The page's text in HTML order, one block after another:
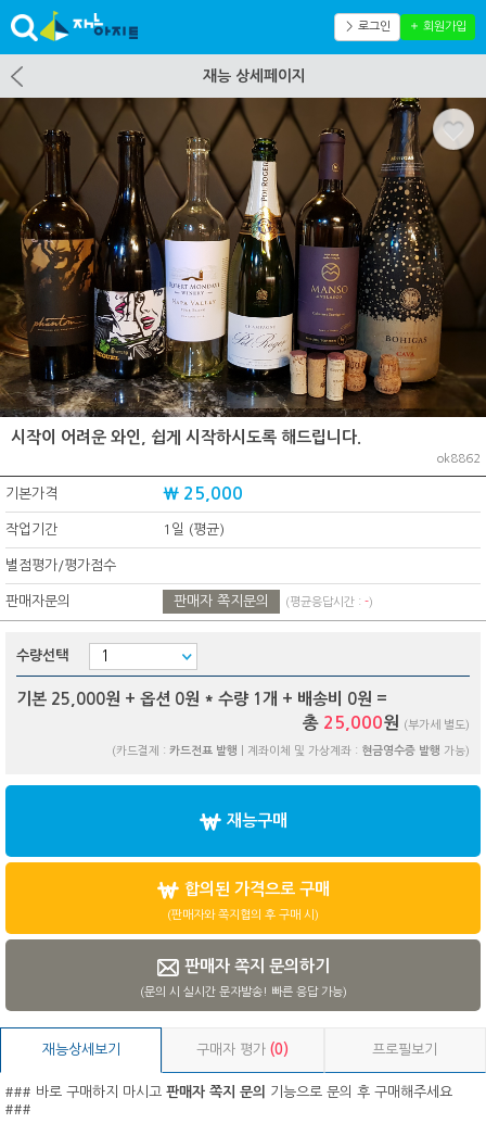
＞ 로그인 ＋ 회원가입
재능 상세페이지
시작이 어려운 와인, 쉽게 시작하시도록 해드립니다.
ok8862
기본가격 ₩ 25,000
작업기간 1일 (평균)
별점평가/평가점수
판매자문의 판매자 쪽지문의 (평균응답시간 : -)
수량선택
기본 25,000원 + 옵션 0원 * 수량 1 개 + 배송비 0원 =
총 25,000원 (부가세 별도)
(카드결제 : 카드전표 발행 | 계좌이체 및 가상계좌 : 현금영수증 발행 가능)
재능구매
합의된 가격으로 구매
(판매자와 쪽지협의 후 구매 시)
판매자 쪽지 문의하기
(문의 시 실시간 문자발송! 빠른 응답 가능)
재능상세보기 구매자 평가(0) 프로필보기
### 바로 구매하지 마시고 판매자 쪽지 문의
기능으로 문의 후 구매해주세요
###